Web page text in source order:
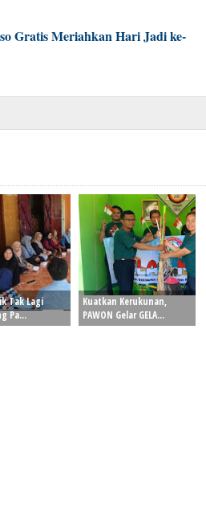
Gratis Meriahkan Hari Jadi ke-
Tak Lagi
Pa...
Kuatkan Kerukunan,
PAWON Gelar GELA...